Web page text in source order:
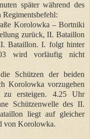
später während des
Korolowka – Bortniki
zurück, II. Bataillon
Bataillon. I. folgt hinter
wird vorläufig nicht
Schützen der beiden
Korolowka vorzugehen
ersteigen. 4.25 Uhr
Schützenwelle des II.
liegt auf gleicher
von Korolowka.